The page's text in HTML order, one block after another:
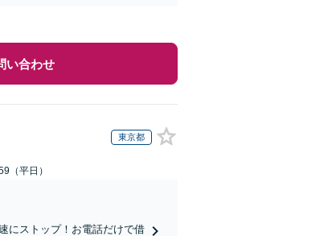
い合わせ
東京都
（平日）
にストップ！お電話だけで借